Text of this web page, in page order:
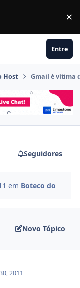
×
Entre
Host Gmail é vítima
Seguidores
em Boteco do
Novo Tópico
2011